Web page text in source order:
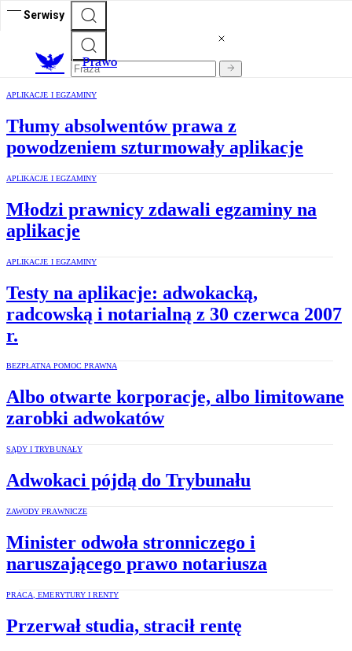
Serwisy
Prawo
APLIKACJE I EGZAMINY
Tłumy absolwentów prawa z
powodzeniem szturmowały aplikacje
APLIKACJE I EGZAMINY
Młodzi prawnicy zdawali egzaminy na
aplikacje
APLIKACJE I EGZAMINY
Testy na aplikacje: adwokacką,
radcowską i notarialną z 30 czerwca 2007
r.
BEZPŁATNA POMOC PRAWNA
Albo otwarte korporacje, albo limitowane
zarobki adwokatów
SĄDY I TRYBUNAŁY
Adwokaci pójdą do Trybunału
ZAWODY PRAWNICZE
Minister odwoła stronniczego i
naruszającego prawo notariusza
PRACA, EMERYTURY I RENTY
Przerwał studia, stracił rentę